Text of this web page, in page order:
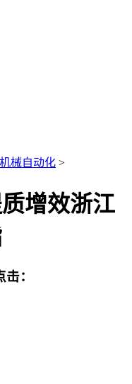
机械自动化 >
增效浙江
击：